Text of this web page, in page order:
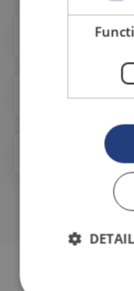
Mag ik zelf mijn
Kan ik met ons
Krijg ik een